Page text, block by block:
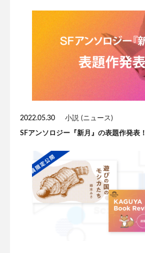
2022.05.30 小説 (ニュース)
SFアンソロジー『新月』の表題作発表！